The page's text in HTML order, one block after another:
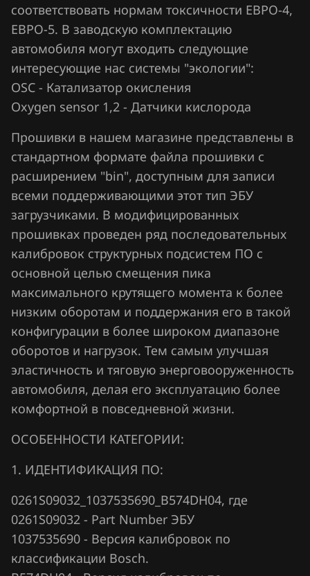
Dacia
Daewoo
DAF
Derways
Dongfeng
Exeed
Extreme moto
FAW
Fiat
Ford
Forthing
Foton
GAC
Geely
Genesis
GMC
Groz
Haima
М86 ПО ВАЗ
М86 ПО Итэлма
Я5.1.(x)
Я72
Я72+
соответствовать нормам токсичности ЕВРО-4,
ЕВРО-5. В заводскую комплектацию
автомобиля могут входить следующие
интересующие нас системы "экологии":
OSC - Катализатор окисления
Oxygen sensor 1,2 - Датчики кислорода
Прошивки в нашем магазине представлены в
стандартном формате файла прошивки с
расширением "bin", доступным для записи
всеми поддерживающими этот тип ЭБУ
загрузчиками. В модифицированных
прошивках проведен ряд последовательных
калибровок структурных подсистем ПО с
основной целью смещения пика
максимального крутящего момента к более
низким оборотам и поддержания его в такой
конфигурации в более широком диапазоне
оборотов и нагрузок. Тем самым улучшая
эластичность и тяговую энерговооруженность
автомобиля, делая его эксплуатацию более
комфортной в повседневной жизни.
ОСОБЕННОСТИ КАТЕГОРИИ:
1. ИДЕНТИФИКАЦИЯ ПО:
0261S09032_1037535690_B574DH04, где
0261S09032 - Part Number ЭБУ
1037535690 - Версия калибровок по
классификации Bosch.